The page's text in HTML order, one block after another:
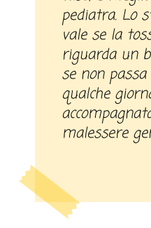
pediatra. Lo
vale se la
riguarda un
se non
qualche
malessere